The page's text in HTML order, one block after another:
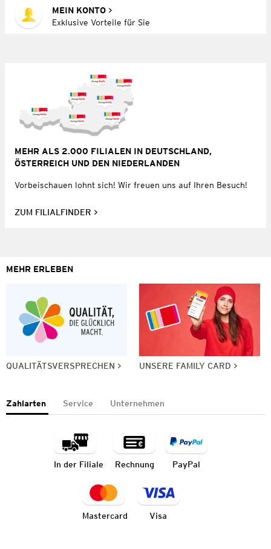
MEIN KONTO
Exklusive Vorteile für Sie
MEHR ALS 2.000 FILIALEN IN DEUTSCHLAND,
ÖSTERREICH UND DEN NIEDERLANDEN
Vorbeischauen lohnt sich! Wir freuen uns auf Ihren Besuch!
ZUM FILIALFINDER
MEHR ERLEBEN
QUALITÄTSVERSPRECHEN UNSERE FAMILY CARD
Zahlarten Service Unternehmen
In der Filiale Rechnung PayPal
Mastercard Visa